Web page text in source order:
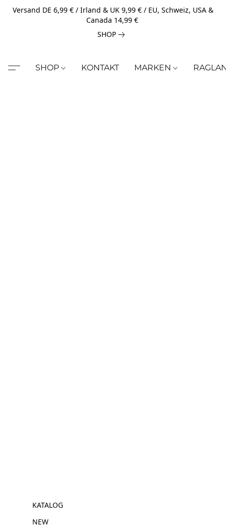
Versand DE 6,99 € / Irland & UK 9,99 € / EU, Schweiz, USA &
Canada 14,99 €
SHOP
SHOP KONTAKT MARKEN
KATALOG
NEW